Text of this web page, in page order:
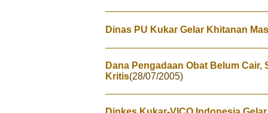
Dinas PU Kukar Gelar Khitanan
Dana Pengadaan Obat Belum Cair,
Kritis(28/07/2005)